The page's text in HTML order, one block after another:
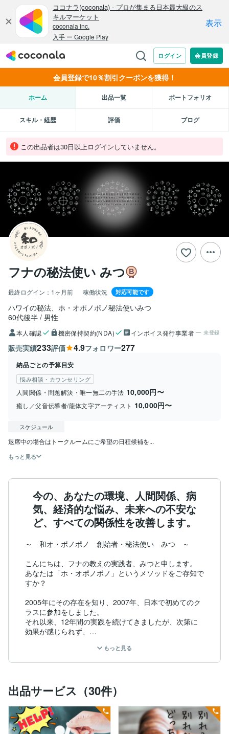
会員登録で10％割引クーポンを獲得！
ホーム 出品一覧 ポートフォリオ
スキル・経歴 評価 ブログ
この出品者は30日以上ログインしていません。
フナの秘法使い みつ
最終ログイン： 1ヶ月前 稼働状況 対応可能です
ハワイの秘法、ホ・オポノポノ秘法使いみつ
60代後半
男性
本人確認 機密保持契約(NDA) インボイス発行事業者 未登録
販売実績233評価 4.9フォロワー277
納品ごとの予算目安
悩み相談・カウンセリング
人間関係・問題解決・唯一無二の手法 10,000円〜
癒し／父音伝導者/龍体文字アーティスト 10,000円〜
スケジュール
退席中の場合はトークルームにご希望の日程候補を...
もっと見る
今の、あなたの環境、人間関係、病
気、経済的な悩み、未来への不安な
ど、すべての関係性を改善します。
～　和オ・ポノポノ　創始者・秘法使い　みつ　～
こんにちは、フナの教えの実践者、みつと申します。
あなたは「ホ・オポノポノ」というメソッドをご存知で
すか？
2005年にその存在を知り、2007年、日本で初めてのク
ラスに参加をしました。
それ以来、12年間の実践を続けてきましたが、次第に
効果が感じられず、
オポノポノのジプシー（迷い人）となってしまいまし
た。
が何か間違っているのではないか？
ホ・オポノポノの理解や解釈を間違えて実践しているの
ではないか？と、
すべて最初から学び直すことを決意し、新たに再スター
トしました。
もっと見る
出品サービス（30件）